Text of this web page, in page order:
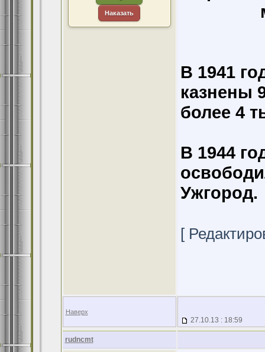
Наказать
В 1941
казнены
более 4
В 1944
Ужгород.
[
Наверх
27.10.13 : 18:59
rudncmt